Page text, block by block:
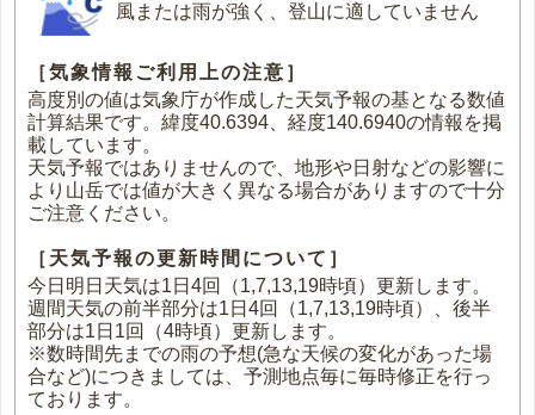
風または雨が強く、登山に適していません
［気象情報ご利用上の注意］
高度別の値は気象庁が作成した天気予報の基となる数値
計算結果です。緯度40.6394、経度140.6940の情報を掲
載しています。
天気予報ではありませんので、地形や日射などの影響に
より山岳では値が大きく異なる場合がありますので十分
ご注意ください。
［天気予報の更新時間について］
今日明日天気は1日4回（1,7,13,19時頃）更新します。
週間天気の前半部分は1日4回（1,7,13,19時頃）、後半
部分は1日1回（4時頃）更新します。
※数時間先までの雨の予想(急な天候の変化があった場
合など)につきましては、予測地点毎に毎時修正を行っ
ております。